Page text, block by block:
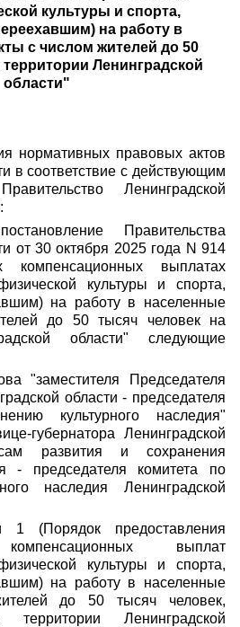
культуры и спорта,
на работу в
с числом жителей до 50
Ленинградской
области"
нормативных правовых актов
в соответствие с действующим
Ленинградской
Правительства
от 30 октября 2025 года N 914
компенсационных выплатах
культуры и спорта,
на работу в населенные
до 50 тысяч человек на
области" следующие
"заместителя Председателя
области - председателя
культурного наследия"
губернатора Ленинградской
развития и сохранения
- председателя комитета по
наследия Ленинградской
(Порядок предоставления
выплат
культуры и спорта,
на работу в населенные
до 50 тысяч человек,
Ленинградской